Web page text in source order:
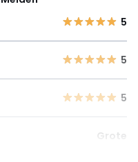
5
5
5
Grote